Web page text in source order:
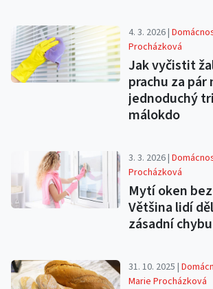
4. 3. 2026 |
Procházková
Jak vyčistit
prachu za
jednoduchý
málokdo
3. 3. 2026 |
Procházková
Mytí oken
Většina lidí
zásadní chybu
31. 10. 2025 |
Marie Procházková